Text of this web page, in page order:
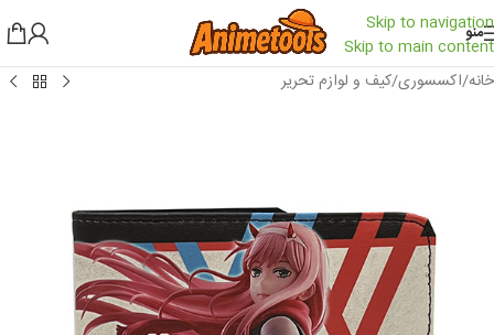
Skip to navigation
Skip to main content
منو
خانه/اکسسوری/کیف و لوازم تحریر